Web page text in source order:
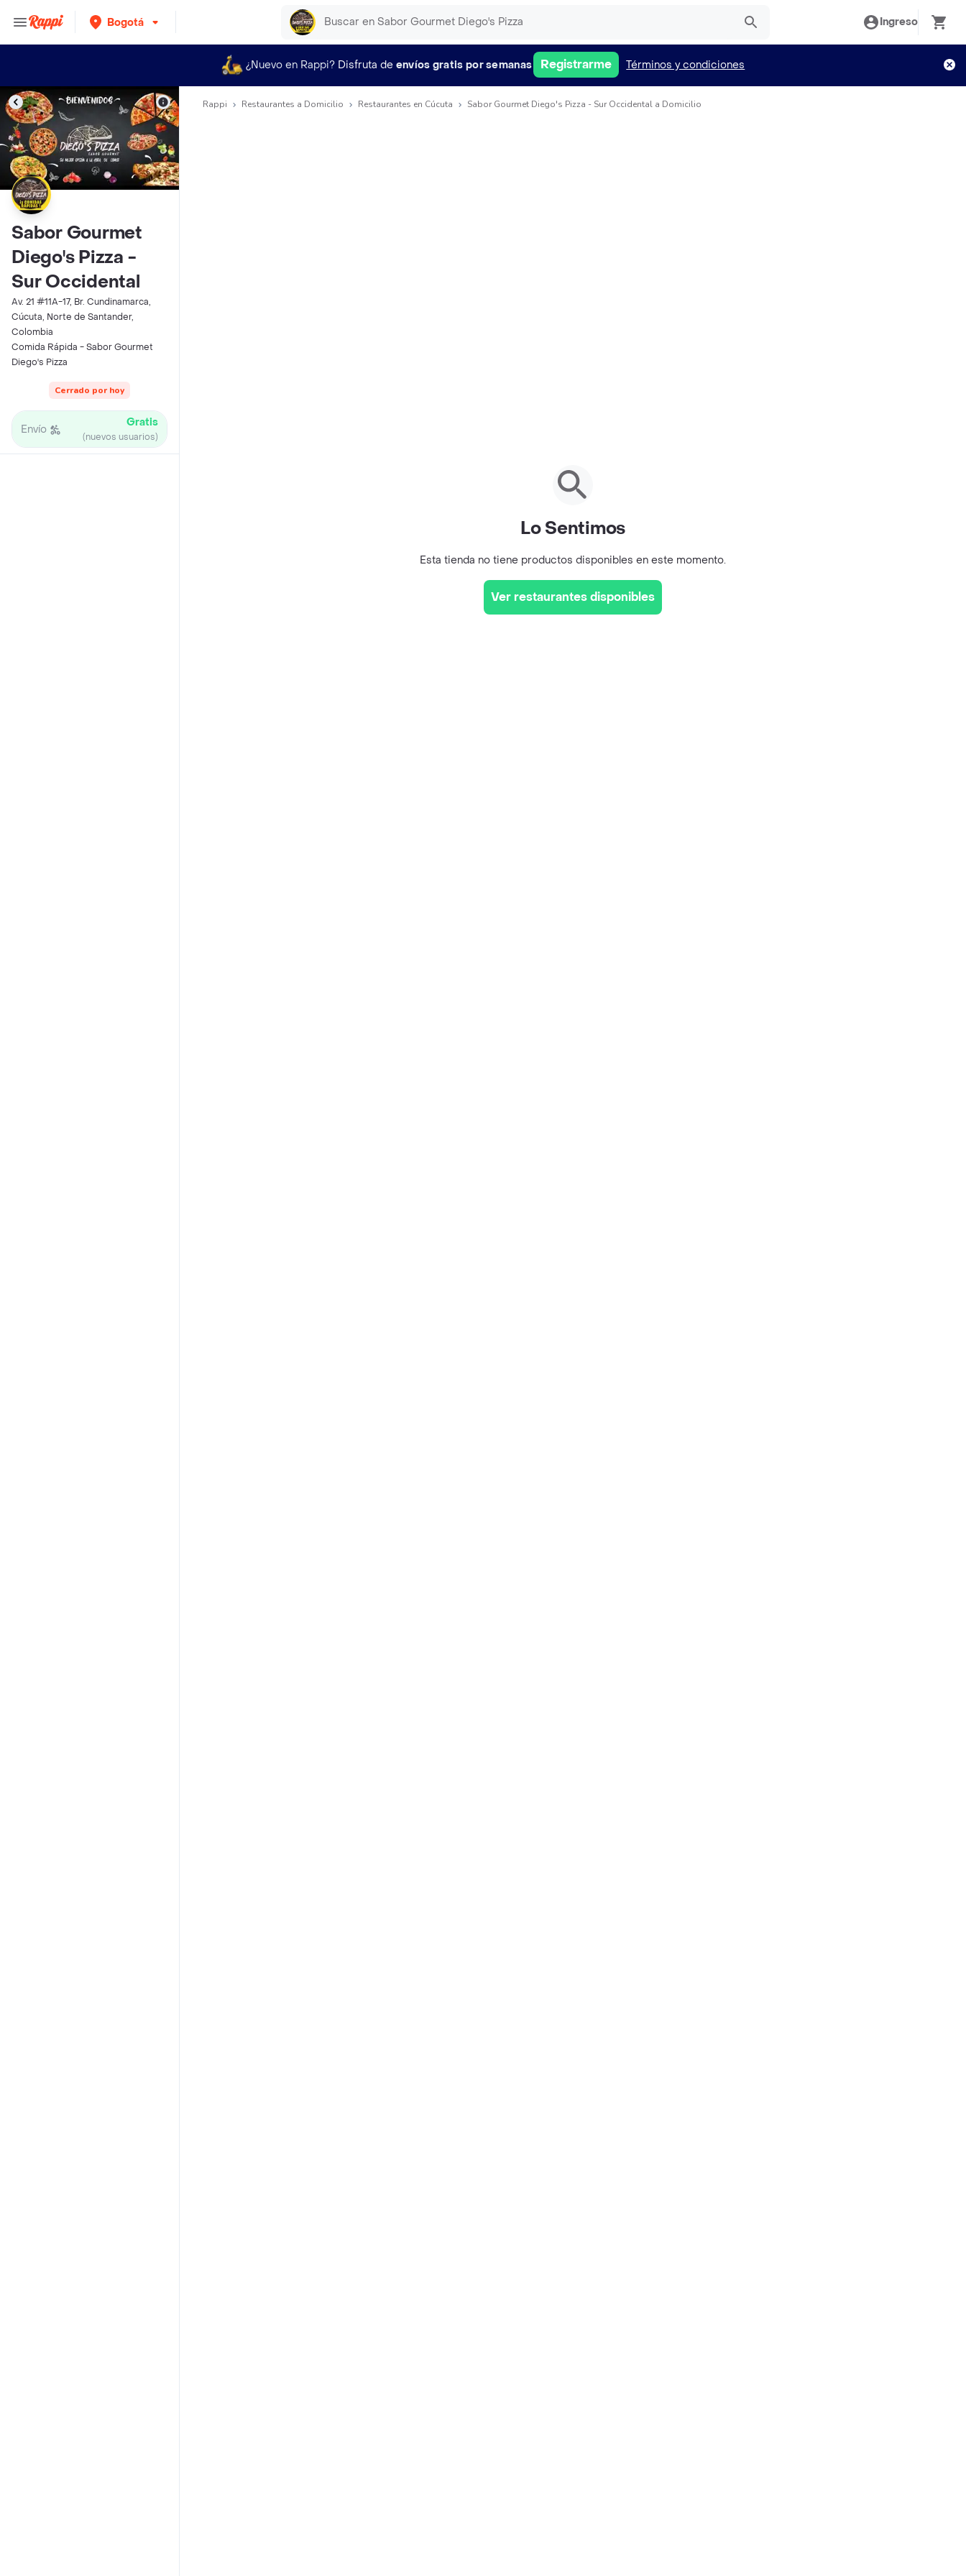
Bogotá Ingreso
¿Nuevo en Rappi? Disfruta de envíos gratis por semanas Registrarme Términos y condiciones
Sabor Gourmet
Diego's Pizza -
Sur Occidental
Av. 21 #11A-17, Br. Cundinamarca,
Cúcuta, Norte de Santander,
Colombia
Comida Rápida - Sabor Gourmet
Diego's Pizza
Cerrado por hoy
Envío Gratis
(nuevos usuarios)
Rappi Restaurantes a Domicilio Restaurantes en Cúcuta Sabor Gourmet Diego's Pizza - Sur Occidental a Domicilio
Lo Sentimos
Esta tienda no tiene productos disponibles en este momento.
Ver restaurantes disponibles